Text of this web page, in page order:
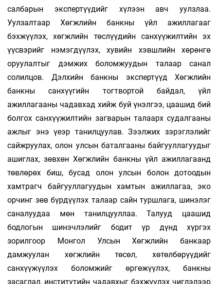
салбарын экспертүүдийг хүлээн авч уулзлаа.
Уулзалтаар Хөгжлийн банкны үйл ажиллагааг
бэхжүүлэх, хөгжлийн төслүүдийн санхүүжилтийн эх
үүсвэрийг нэмэгдүүлэх, хувийн хэвшлийн хөрөнгө
оруулалтыг дэмжих боломжуудын талаар санал
солилцов. Дэлхийн банкны экс­пертүүд Хөгжлийн
банкны санхүүгийн тогтвортой байдал, үйл
ажиллагааны чадавхад хийж буй үнэлгээ, цаашид бий
болгох санхүүжилтийн загварын талаарх судалгааны
ажлыг энэ үеэр танилцуулав. Зээлжих зэрэглэлийг
сайжруулах, олон улсын баталгааны байгууллагуудыг
ашиглах, зөвхөн Хөгжлийн банкны үйл ажиллагаанд
төвлөрөх биш, бусад олон улсын болон дотоодын
хамтрагч байгууллагуудын хамтын ажиллагаа, эко
орчинг зөв бүрдүүлэх талаар сайн туршлага, шинэлэг
саналуудаа мөн танилцууллаа. Талууд цаашид
бодлогын шинэчлэлийг бодит үр дүнд хүргэх
зорилгоор Монгол Улсын Хөгжлийн банкаар
дамжуулан хөгжлийн төсөл, хөтөлбөрүүдийг
санхүүжүүлэх боломжийг өргөжүүлэх, банкны
засаглал, институтийн чадавхыг бэхжүүлэх чиглэлээр